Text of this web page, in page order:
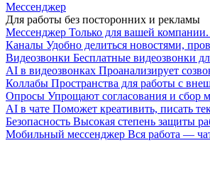
Мессенджер
Для работы без посторонних и рекламы
Мессенджер Только для вашей
Каналы Удобно делиться новостями,
Видеозвонки Бесплатные видеозвонки
AI в видеозвонках Проанализирует
Коллабы Пространства для работы с
Опросы Упрощают согласования и сбор
AI в чате Поможет креативить, писать
Безопасность Высокая степень защиты
Мобильный мессенджер Вся работа —